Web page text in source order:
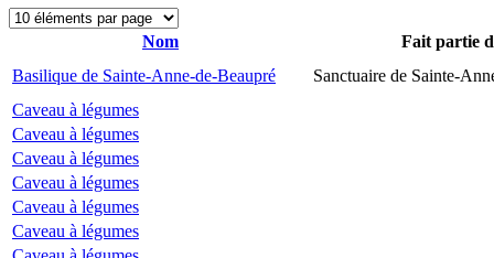
Nom
Fait partie
Basilique de Sainte-Anne-de-Beaupré
Sanctuaire de Sainte-
Caveau à légumes
Caveau à légumes
Caveau à légumes
Caveau à légumes
Caveau à légumes
Caveau à légumes